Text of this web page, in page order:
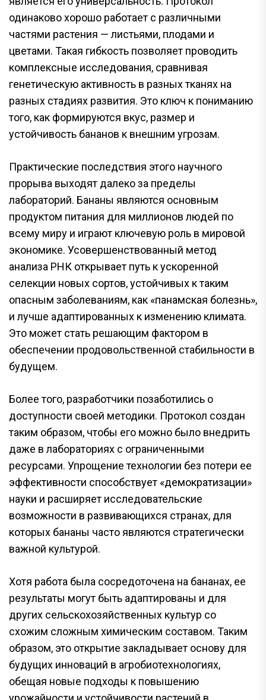
одинаково хорошо работает с различными
частями растения — листьями, плодами и
цветами. Такая гибкость позволяет проводить
комплексные исследования, сравнивая
генетическую активность в разных тканях на
разных стадиях развития. Это ключ к пониманию
того, как формируются вкус, размер и
устойчивость бананов к внешним угрозам.
Практические последствия этого научного
прорыва выходят далеко за пределы
лабораторий. Бананы являются основным
продуктом питания для миллионов людей по
всему миру и играют ключевую роль в мировой
экономике. Усовершенствованный метод
анализа РНК открывает путь к ускоренной
селекции новых сортов, устойчивых к таким
опасным заболеваниям, как «панамская болезнь»,
и лучше адаптированных к изменению климата.
Это может стать решающим фактором в
обеспечении продовольственной стабильности в
будущем.
Более того, разработчики позаботились о
доступности своей методики. Протокол создан
таким образом, чтобы его можно было внедрить
даже в лабораториях с ограниченными
ресурсами. Упрощение технологии без потери ее
эффективности способствует «демократизации»
науки и расширяет исследовательские
возможности в развивающихся странах, для
которых бананы часто являются стратегически
важной культурой.
Хотя работа была сосредоточена на бананах, ее
результаты могут быть адаптированы и для
других сельскохозяйственных культур со
схожим сложным химическим составом. Таким
образом, это открытие закладывает основу для
будущих инноваций в агробиотехнологиях,
обещая новые подходы к повышению